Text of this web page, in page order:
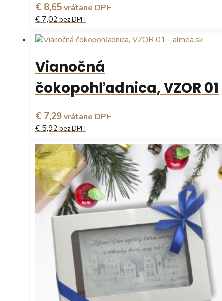
€ 8,65vrátane DPH
€ 7,02 bez DPH
Vianočná
čokopohľadnica, VZOR 01
€ 7,29vrátane DPH
€ 5,92 bez DPH